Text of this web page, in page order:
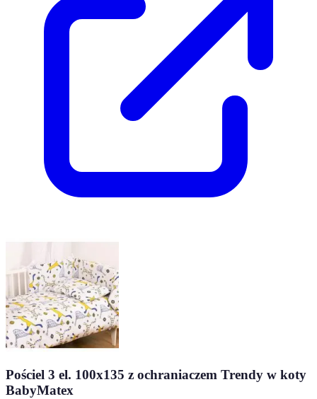
Pościel 3 el. 100x135 z ochraniaczem Trendy w koty
BabyMatex